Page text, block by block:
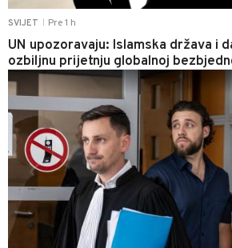
SVIJET Pre 1 h
UN upozoravaju: Islamska država i
ozbiljnu prijetnju globalnoj